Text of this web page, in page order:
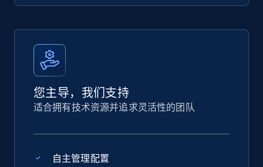
您主导，我们支持
适合拥有技术资源并追求灵活性的团队
自主管理配置